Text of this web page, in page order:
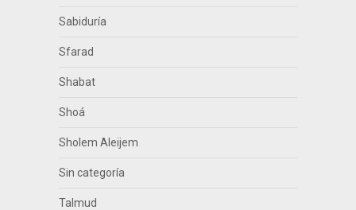
Sabiduría
Sfarad
Shabat
Shoá
Sholem Aleijem
Sin categoría
Talmud